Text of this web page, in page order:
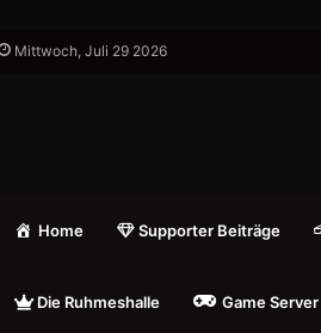
Mittwoch, Juli 29 2026
Home Supporter Beiträge
Die Ruhmeshalle Game Server